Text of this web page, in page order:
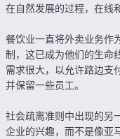
在自然发展的过程，在线
餐饮业一直将外卖业务作
制，这已成为他们的生命
需求很大，以允许路边支
并保留一些员工。
社会疏离准则中出现的另
企业的兴趣，而不是像亚